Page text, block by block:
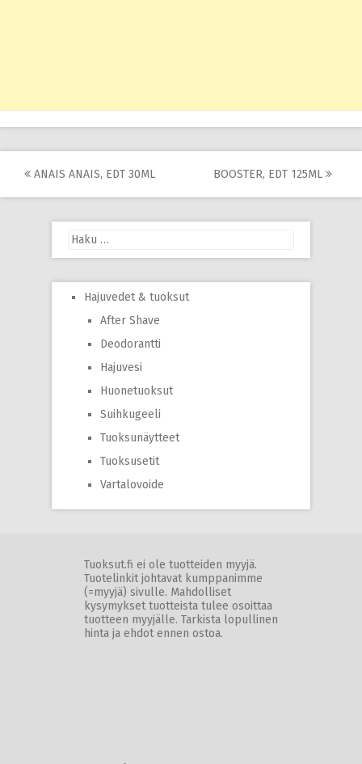
Post
navigation
ANAIS ANAIS, EDT 30ML BOOSTER, EDT 125ML
Haku:
Hajuvedet & tuoksut
After Shave
Deodorantti
Hajuvesi
Huonetuoksut
Suihkugeeli
Tuoksunäytteet
Tuoksusetit
Vartalovoide
Tuoksut.fi ei ole tuotteiden myyjä.
Tuotelinkit johtavat kumppanimme
(=myyjä) sivulle. Mahdolliset
kysymykset tuotteista tulee osoittaa
tuotteen myyjälle. Tarkista lopullinen
hinta ja ehdot ennen ostoa.